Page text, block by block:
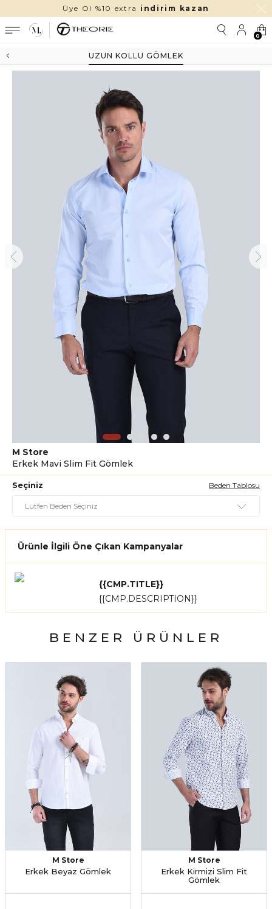
Üye Ol %10 extra indirim kazan
0
UZUN KOLLU GÖMLEK
M Store
Erkek Mavi Slim Fit Gömlek
Seçiniz Beden Tablosu
Ürünle İlgili Öne Çıkan Kampanyalar
{{CMP.TITLE}}
{{CMP.DESCRIPTION}}
BENZER ÜRÜNLER
M Store
Erkek Beyaz Gömlek
M Store
Erkek Kirmizi Slim Fit
Gömlek